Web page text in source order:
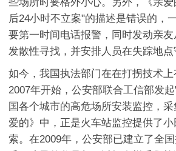
后24小时不立案"的描述是错误的，
要第一时间电话报警，同时发动亲
发散性寻找，并安排人员在失踪地点
如今，我国执法部门在在打拐技术
2007年开始，公安部联合工信部发
国各个城市的高危场所安装监控，
爱的》中，正是火车站监控提供了
索。在2009年，公安部已建立了全国